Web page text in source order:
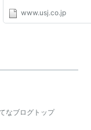
関する修正ライ
結。
ズへ上場。
社によるTOB
場廃止。
www.usj.co.jp
なブログトップ